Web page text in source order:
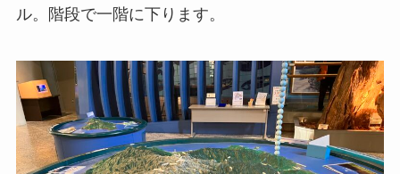
ル。階段で一階に下ります。